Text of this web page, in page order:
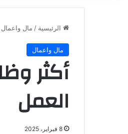
الرئيسية / مال واعمال
مال واعمال
أكثر
العمل
8 فبراير، 2025